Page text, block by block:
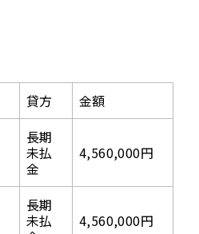
貸方
金額
長期
未払
金
4,560,000円
長期
未払
4,560,000円